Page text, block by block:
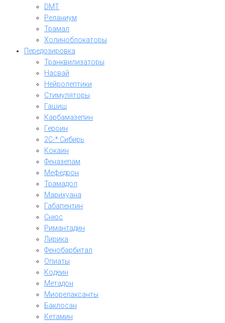
DMT
Реланиум
Трамал
Холиноблокаторы
Передозировка
Транквилизаторы
Насвай
Нейролептики
Стимуляторы
Гашиш
Карбамазепин
Героин
2C-* Сибирь
Кокаин
Феназепам
Мефедрон
Трамадол
Марихуана
Габапентин
Снюс
Римантадин
Лирика
Фенобарбитал
Опиаты
Кодеин
Метадон
Миорелаксанты
Баклосан
Кетамин